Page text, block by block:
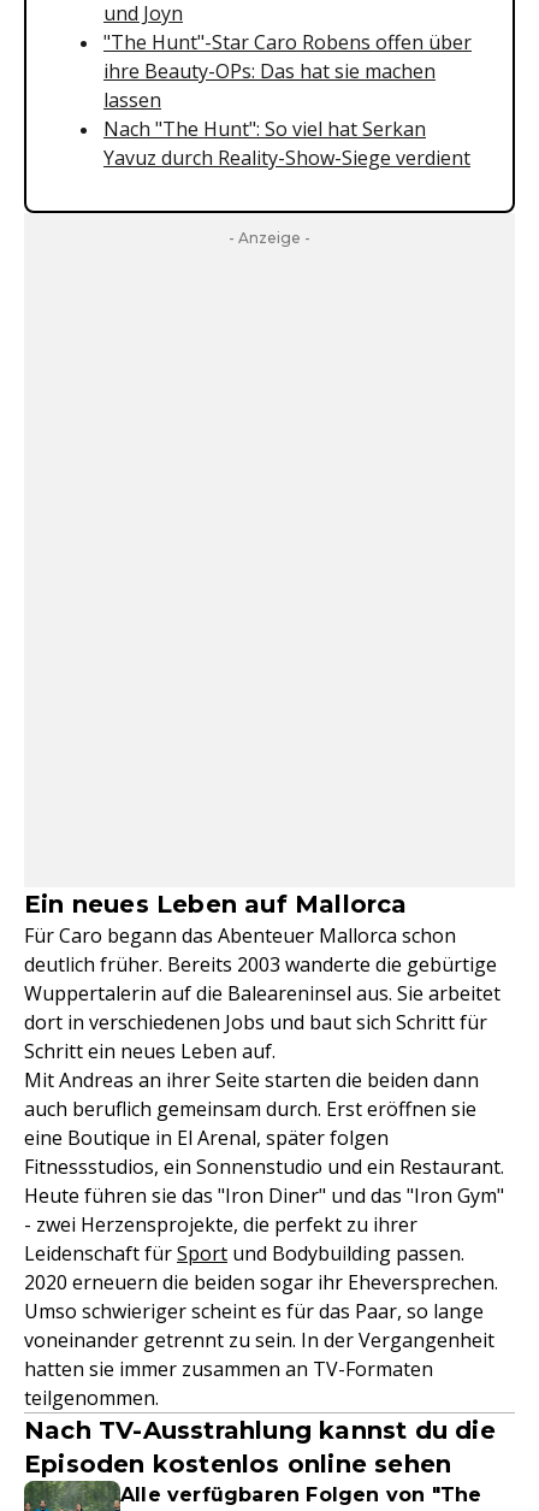
und Joyn
"The Hunt"-Star Caro Robens offen über
ihre Beauty-OPs: Das hat sie machen
lassen
Nach "The Hunt": So viel hat Serkan
Yavuz durch Reality-Show-Siege verdient
- Anzeige -
Ein neues Leben auf Mallorca
Für Caro begann das Abenteuer Mallorca schon
deutlich früher. Bereits 2003 wanderte die gebürtige
Wuppertalerin auf die Baleareninsel aus. Sie arbeitet
dort in verschiedenen Jobs und baut sich Schritt für
Schritt ein neues Leben auf.
Mit Andreas an ihrer Seite starten die beiden dann
auch beruflich gemeinsam durch. Erst eröffnen sie
eine Boutique in El Arenal, später folgen
Fitnessstudios, ein Sonnenstudio und ein Restaurant.
Heute führen sie das "Iron Diner" und das "Iron Gym"
- zwei Herzensprojekte, die perfekt zu ihrer
Leidenschaft fürSport und Bodybuilding passen.
2020 erneuern die beiden sogar ihr Eheversprechen.
Umso schwieriger scheint es für das Paar, so lange
voneinander getrennt zu sein. In der Vergangenheit
hatten sie immer zusammen an TV-Formaten
teilgenommen.
Nach TV-Ausstrahlung kannst du die
Episoden kostenlos online sehen
Alle verfügbaren Folgen von "The